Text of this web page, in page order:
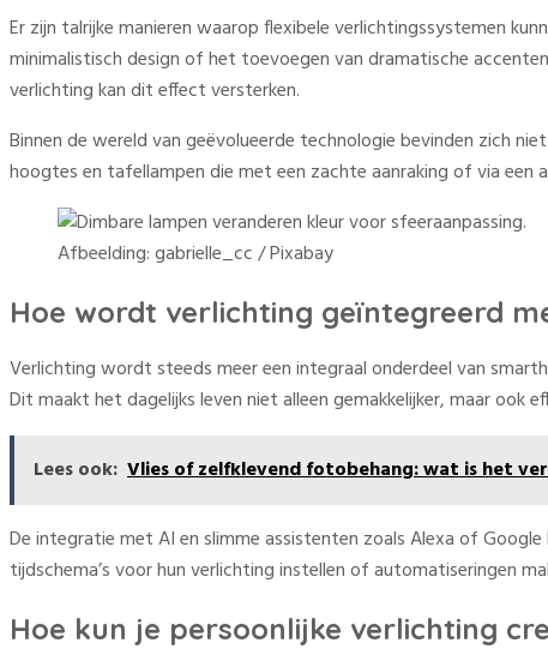
Er zijn talrijke manieren waarop flexibele verlichtingssystemen
minimalistisch design of het toevoegen van dramatische
verlichting kan dit effect versterken.
Binnen de wereld van geëvolueerde technologie bevinden zich
hoogtes en tafellampen die met een zachte aanraking of via een
Afbeelding: gabrielle_cc / Pixabay
Hoe wordt verlichting geïntegreerd
Verlichting wordt steeds meer een integraal onderdeel van
Dit maakt het dagelijks leven niet alleen gemakkelijker, maar
Lees ook: Vlies of zelfklevend fotobehang: wat is het
De integratie met AI en slimme assistenten zoals Alexa of
tijdschema’s voor hun verlichting instellen of automatiseringen
Hoe kun je persoonlijke verlichting